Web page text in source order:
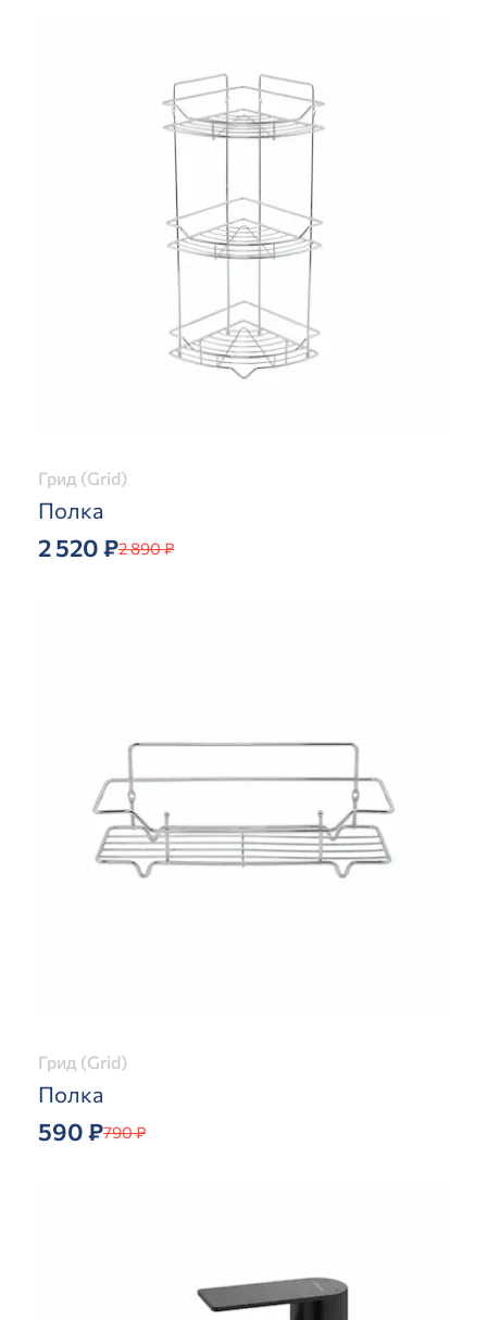
Грид (Grid)
Полка
2 520 ₽2 890 ₽
Грид (Grid)
Полка
590 ₽790 ₽